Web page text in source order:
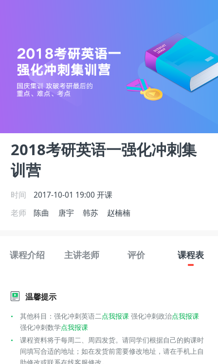
2018考研英语一强化冲刺集
训营
时间 2017-10-01 19:00 开课
老师
陈曲 唐宇 韩苏 赵楠楠
课程介绍 主讲老师 评价 课程表
温馨提示
其他科目：强化冲刺英语二 点我报课 强化冲刺政治点我报课
强化冲刺数学点我报课
课程资料将于每周二、周四发货。请同学们根据自己的购课时
间填写合适的地址；如在发货前需要修改地址，请在手机上自